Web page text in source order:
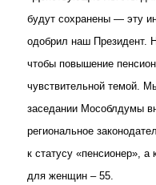
будут сохранены — эту
одобрил наш Президент.
чтобы повышение
чувствительной темой.
заседании Мособлдумы
региональное
к статусу «пенсионер»,
для женщин – 55.